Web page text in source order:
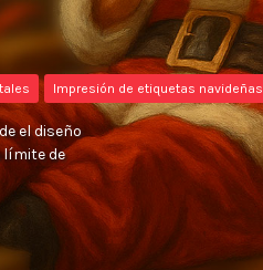
Impresión de etiquetas
el diseño
límite de